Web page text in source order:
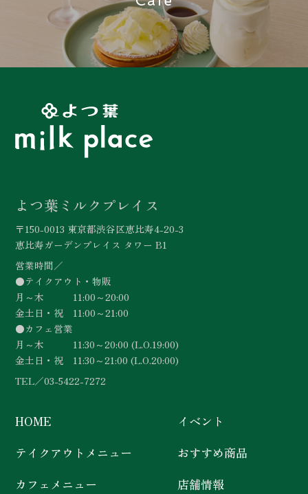
よつ葉ミルクプレイス
〒150-0013 東京都渋谷区恵比寿4-20-3
恵比寿ガーデンプレイス タワー B1
営業時間／
●テイクアウト・物販
月～木 11:00～20:00
金土日・祝 11:00～21:00
●カフェ営業
月～木 11:30～20:00 (L.O.19:00)
金土日・祝 11:30～21:00 (L.O.20:00)
TEL／03-5422-7272
HOME
テイクアウトメニュー
カフェメニュー
イベント
おすすめ商品
店舗情報